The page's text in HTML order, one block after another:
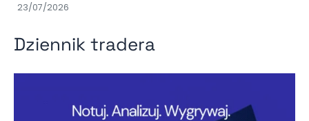
23/07/2026
Dziennik tradera